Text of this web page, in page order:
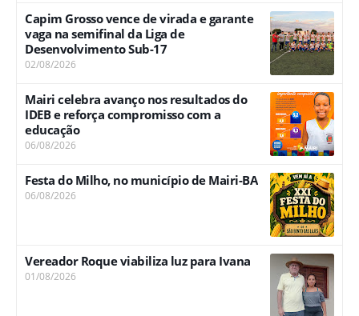
Capim Grosso vence de virada e garante
vaga na semifinal da Liga de
Desenvolvimento Sub-17
02/08/2026
Mairi celebra avanço nos resultados do
IDEB e reforça compromisso com a
educação
06/08/2026
Festa do Milho, no município de Mairi-BA
06/08/2026
Vereador Roque viabiliza luz para Ivana
01/08/2026